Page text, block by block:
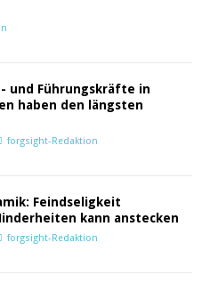
und Führungskräfte in
haben den längsten
forgsight-Redaktion
Feindseligkeit
kann anstecken
forgsight-Redaktion